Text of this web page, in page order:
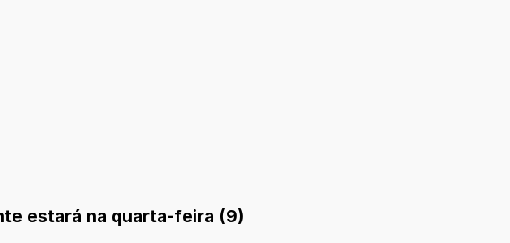
estará na quarta-feira (9)